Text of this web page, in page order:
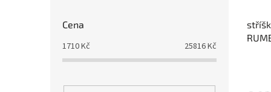
Cena
1710Kč 25816Kč